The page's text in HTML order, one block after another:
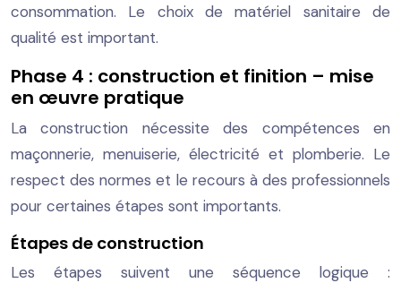
consommation. Le choix de matériel sanitaire de
qualité est important.
Phase 4 : construction et finition – mise
en œuvre pratique
La construction nécessite des compétences en
maçonnerie, menuiserie, électricité et plomberie. Le
respect des normes et le recours à des professionnels
pour certaines étapes sont importants.
Étapes de construction
Les étapes suivent une séquence logique :